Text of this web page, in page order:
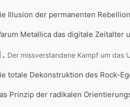
Illusion der permanenten Rebellion
Metallica das digitale Zeitalter
Der missverstandene Kampf um das
totale Dekonstruktion des Rock-
Prinzip der radikalen